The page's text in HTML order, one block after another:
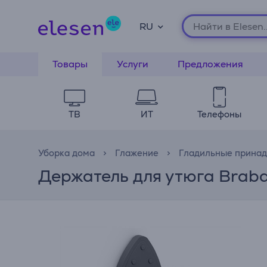
RU
Товары Услуги Предложения
ТВ ИТ Телефоны
Уборка дома Глажение Гладильные
Держатель для утюга